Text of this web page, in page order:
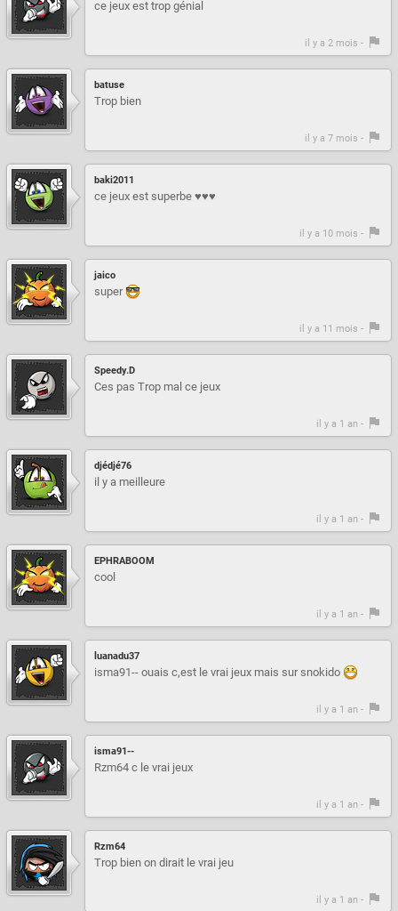
ce jeux est trop génial
il y a 2 mois -
batuse
Trop bien
il y a 7 mois -
baki2011
ce jeux est superbe ♥♥♥
il y a 10 mois -
jaico
super
il y a 11 mois -
Speedy.D
Ces pas Trop mal ce jeux
il y a 1 an -
djédjé76
il y a meilleure
il y a 1 an -
EPHRABOOM
cool
il y a 1 an -
luanadu37
isma91-- ouais c,est le vrai jeux mais sur snokido
il y a 1 an -
isma91--
Rzm64 c le vrai jeux
il y a 1 an -
Rzm64
Trop bien on dirait le vrai jeu
il y a 1 an -